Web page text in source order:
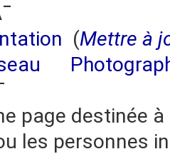
(Mettre à
page destinée
les personnes